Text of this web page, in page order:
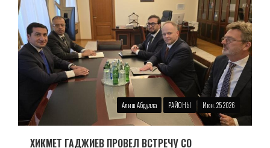
Алиш Абдулла РАЙОНЫ Июн. 25 2026
ХИКМЕТ ГАДЖИЕВ ПРОВЕЛ ВСТРЕЧУ СО